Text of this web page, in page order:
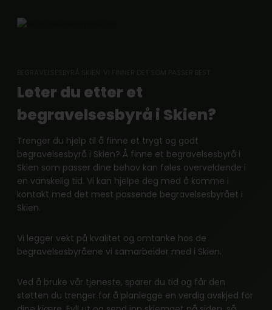
Leter du etter et
begravelsesbyrå i Skien?
Trenger du hjelp til å finne et trygt og godt
begravelsesbyrå i Skien? Å finne et begravelsesbyrå i
Skien som passer dine behov kan føles overveldende i
en vanskelig tid. Vi kan hjelpe deg med å komme i
kontakt med det mest passende begravelsesbyrået i
Skien.
Vi legger vekt på kvalitet og omtanke hos de
begravelsesbyråene vi samarbeider med i Skien.
Ved å bruke vår tjeneste, sparer du tid og får den
støtten du trenger for å planlegge en verdig avskjed for